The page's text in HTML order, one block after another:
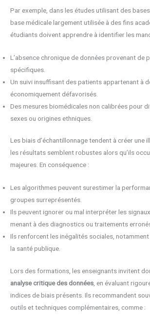
Par exemple, dans les études utilisant des
base médicale largement utilisée à des fins
étudiants doivent apprendre à identifier les
L’absence chronique de données provenant de
spécifiques.
Un suivi insuffisant des patients appartenant à
économiquement défavorisés.
Des mesures biomédicales non calibrées pour
sexes ou origines ethniques.
Les biais d’échantillonnage tendent à créer une
les résultats semblent robustes alors qu’ils
majeures. En conséquence :
Les algorithmes peuvent surestimer la
groupes surreprésentés.
Ils peuvent ignorer ou mal interpréter les
menant à des diagnostics ou traitements
Ils renforcent les inégalités sociales,
la santé publique.
Lors des formations, les enseignants invitent
analyse critique des données , en évaluant
indices de biais présents. Ils recommandent
outils et techniques complémentaires, comme :